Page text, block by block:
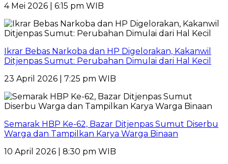
4 Mei 2026 | 6:15 pm WIB
Ikrar Bebas Narkoba dan HP Digelorakan, Kakanwil
Ditjenpas Sumut: Perubahan Dimulai dari Hal Kecil
23 April 2026 | 7:25 pm WIB
Semarak HBP Ke-62, Bazar Ditjenpas Sumut Diserbu
Warga dan Tampilkan Karya Warga Binaan
10 April 2026 | 8:30 pm WIB